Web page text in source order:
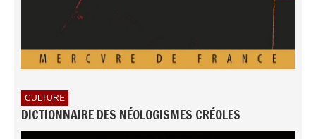
CULTURE
DICTIONNAIRE DES NÉOLOGISMES CRÉOLES